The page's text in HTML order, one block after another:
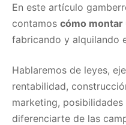
En este artículo
contamos cómo montar
fabricando y alquilando
Hablaremos de leyes,
rentabilidad,
marketing,
diferenciarte de las